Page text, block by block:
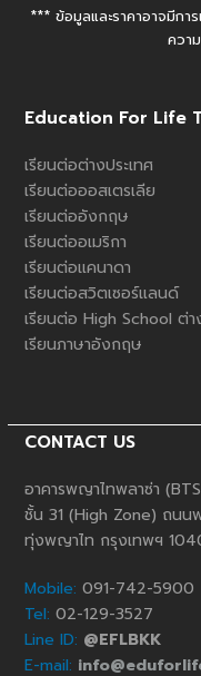
*** ข้อมูลและราคาอาจมีก
ควา
Education For Life
เรียนต่อต่างประเทศ
เรียนต่อออสเตรเลีย
เรียนต่ออังกฤษ
เรียนต่ออเมริกา
เรียนต่อแคนาดา
เรียนต่อสวิตเซอร์แลนด์
เรียนต่อ High School ต่า
เรียนภาษาอังกฤษ
CONTACT US
อาคารพญาไทพลาซ่า
ชั้น 31 (High Zone) ถนน
ทุ่งพญาไท กรุงเทพฯ
Mobile: 091-742-5900
Tel: 02-129-3527
Line ID: @EFLBKK
E-mail: